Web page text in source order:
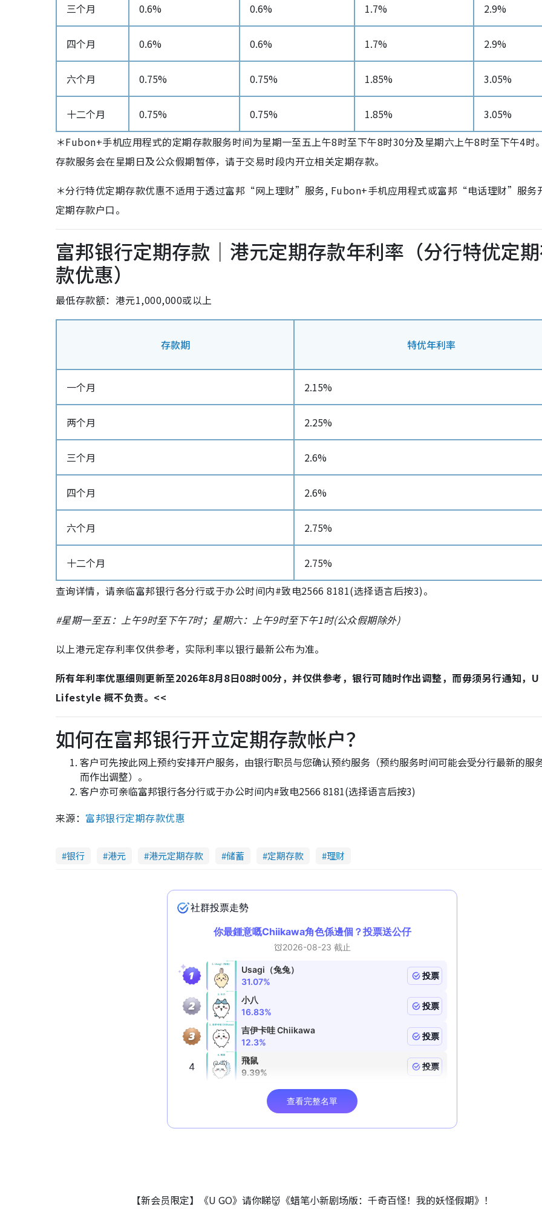
三个月 0.6% 0.6% 1.7% 2.9%
四个月 0.6% 0.6% 1.7% 2.9%
六个月 0.75% 0.75% 1.85% 3.05%
十二个月 0.75% 0.75% 1.85%
3.05%
＊Fubon+手机应用程式的定期存款服务时间为星期一至五上午8时至下午8时30分及星期六上午8时至下午4时
存款服务会在星期日及公众假期暂停，请于交易时段内开立相关定期存款。
＊分行特优定期存款优惠不适用于透过富邦“网上理财”服务, Fubon+手机应用程式或富邦“电话理财”服务
定期存款户口。
富邦银行定期存款｜港元定期存款年利率（分行特优定
款优惠）
最低存款额：港元1,000,000或以上
存款期 特优年利率
一个月 2.15%
两个月 2.25%
三个月 2.6%
四个月 2.6%
六个月 2.75%
十二个月
2.75%
查询详情，请亲临富邦银行各分行或于办公时间内#致电2566 8181(选择语言后按3)。
#星期一至五：上午9时至下午7时；星期六：上午9时至下午1时(公众假期除外)
以上港元定存利率仅供参考，实际利率以银行最新公布为准。
所有年利率优惠细则更新至2026年8月8日08时00分，并仅供参考，银行可随时作出调整，而毋须另行通知，U
Lifestyle 概不负责。<<
如何在富邦银行开立定期存款帐户？
客户可先按此网上预约安排开户服务，由银行职员与您确认预约服务（预约服务时间可能会受分行最新的服
而作出调整）。
客户亦可亲临富邦银行各分行或于办公时间内#致电2566 8181(选择语言后按3)
来源： 富邦银行定期存款优惠
银行 港元 港元定期存款 储蓄 定期存款 理财
【新会员限定】《U GO》请你睇👹《蜡笔小新剧场版：千奇百怪！我的妖怪假期》！